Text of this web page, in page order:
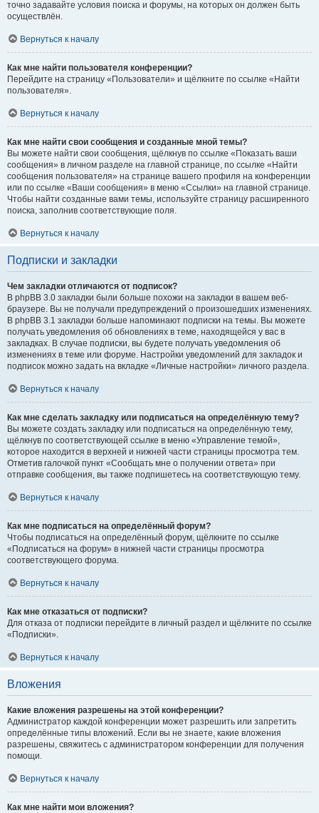
точно задавайте условия поиска и форумы, на которых он должен быть
осуществлён.
Вернуться к началу
Как мне найти пользователя конференции?
Перейдите на страницу «Пользователи» и щёлкните по ссылке «Найти
пользователя».
Вернуться к началу
Как мне найти свои сообщения и созданные мной темы?
Вы можете найти свои сообщения, щёлкнув по ссылке «Показать ваши
сообщения» в личном разделе на главной странице, по ссылке «Найти
сообщения пользователя» на странице вашего профиля на конференции
или по ссылке «Ваши сообщения» в меню «Ссылки» на главной странице.
Чтобы найти созданные вами темы, используйте страницу расширенного
поиска, заполнив соответствующие поля.
Вернуться к началу
Подписки и закладки
Чем закладки отличаются от подписок?
В phpBB 3.0 закладки были больше похожи на закладки в вашем веб-
браузере. Вы не получали предупреждений о произошедших изменениях.
В phpBB 3.1 закладки больше напоминают подписки на темы. Вы можете
получать уведомления об обновлениях в теме, находящейся у вас в
закладках. В случае подписки, вы будете получать уведомления об
изменениях в теме или форуме. Настройки уведомлений для закладок и
подписок можно задать на вкладке «Личные настройки» личного раздела.
Вернуться к началу
Как мне сделать закладку или подписаться на определённую тему?
Вы можете создать закладку или подписаться на определённую тему,
щёлкнув по соответствующей ссылке в меню «Управление темой»,
которое находится в верхней и нижней части страницы просмотра тем.
Отметив галочкой пункт «Сообщать мне о получении ответа» при
отправке сообщения, вы также подпишетесь на соответствующую тему.
Вернуться к началу
Как мне подписаться на определённый форум?
Чтобы подписаться на определённый форум, щёлкните по ссылке
«Подписаться на форум» в нижней части страницы просмотра
соответствующего форума.
Вернуться к началу
Как мне отказаться от подписки?
Для отказа от подписки перейдите в личный раздел и щёлкните по ссылке
«Подписки».
Вернуться к началу
Вложения
Какие вложения разрешены на этой конференции?
Администратор каждой конференции может разрешить или запретить
определённые типы вложений. Если вы не знаете, какие вложения
разрешены, свяжитесь с администратором конференции для получения
помощи.
Вернуться к началу
Как мне найти мои вложения?